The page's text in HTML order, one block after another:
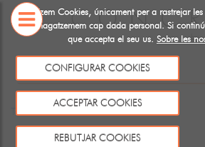
Utiltizem Cookies, únicament per a rastrejar
emmagatzemem cap dada personal. Si
que accepta el seu us. Sobre les
CONFIGURAR COOKIES
ACCEPTAR COOKIES
REBUTJAR COOKIES
Aquest producte no existeix o no està a la venda
Tornar